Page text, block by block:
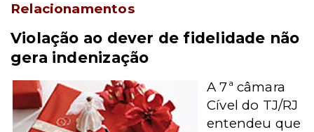
Relacionamentos
Violação ao dever de fidelidade não
gera indenização
A 7ª câmara
Cível do TJ/RJ
entendeu que